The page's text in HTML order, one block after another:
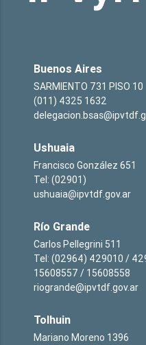
Buenos Aires
SARMIENTO 731 PISO 10
(011) 4325 1632
Ushuaia
Francisco González 651
Tel: (02901)
ushuaia@ipvtdf.gov.ar
Río Grande
Carlos Pellegrini 511
Tel: (02964) 429010 /
15608557 / 15608558
riogrande@ipvtdf.gov.ar
Tolhuin
Mariano Moreno 1396